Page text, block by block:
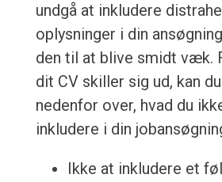
undgå at inkludere
oplysninger i din
den til at blive smidt væk.
dit CV skiller sig ud, kan
nedenfor over, hvad du
inkludere i din
Ikke at inkludere et